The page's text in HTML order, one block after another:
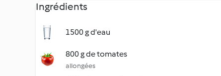
Ingrédients
1500 g d'eau
800 g de tomates
allongées